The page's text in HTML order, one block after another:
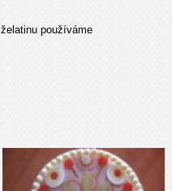
želatinu používáme